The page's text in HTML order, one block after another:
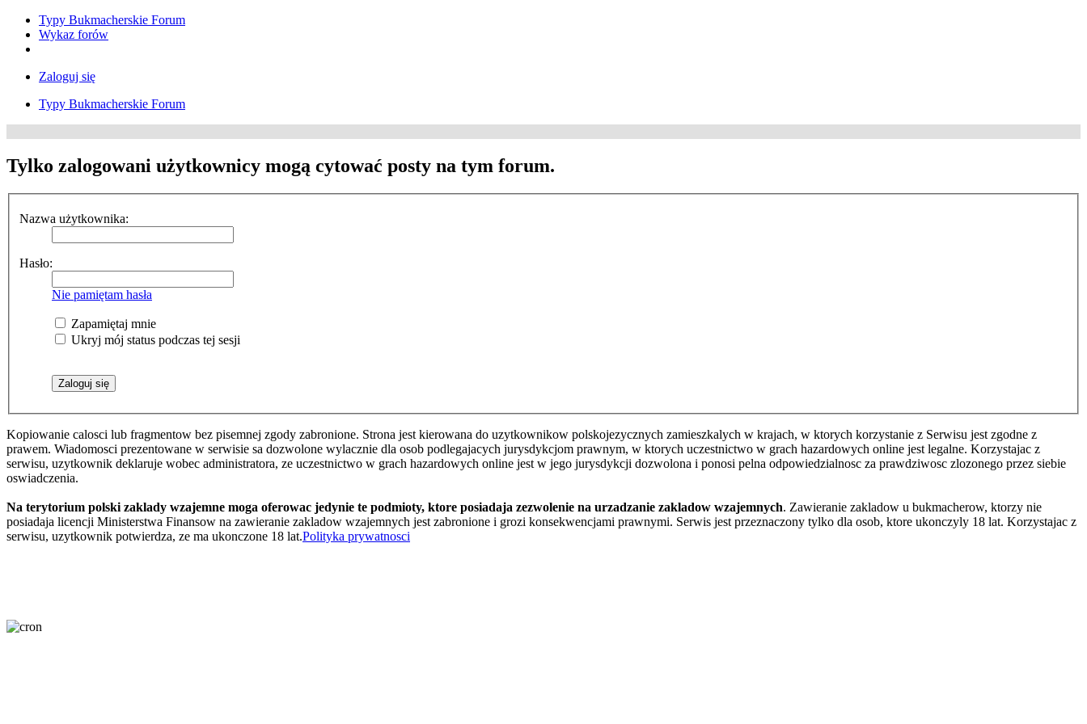
Typy Bukmacherskie Forum
Wykaz forów
Zaloguj się
Typy Bukmacherskie Forum
Tylko zalogowani użytkownicy mogą cytować posty na tym forum.
Nazwa użytkownika:
Hasło:
Nie pamiętam hasła
Zapamiętaj mnie
Ukryj mój status podczas tej sesji
Kopiowanie calosci lub fragmentow bez pisemnej zgody zabronione. Strona jest kierowana do uzytkownikow polskojezycznych zamieszkalych w krajach, w ktorych korzystanie z Serwisu jest zgodne z
prawem. Wiadomosci prezentowane w serwisie sa dozwolone wylacznie dla osob podlegajacych jurysdykcjom prawnym, w ktorych uczestnictwo w grach hazardowych online jest legalne. Korzystajac z
serwisu, uzytkownik deklaruje wobec administratora, ze uczestnictwo w grach hazardowych online jest w jego jurysdykcji dozwolona i ponosi pelna odpowiedzialnosc za prawdziwosc zlozonego przez siebie
oswiadczenia.
Na terytorium polski zaklady wzajemne moga oferowac jedynie te podmioty, ktore posiadaja zezwolenie na urzadzanie zakladow wzajemnych. Zawieranie zakladow u bukmacherow, ktorzy nie
posiadaja licencji Ministerstwa Finansow na zawieranie zakladow wzajemnych jest zabronione i grozi konsekwencjami prawnymi. Serwis jest przeznaczony tylko dla osob, ktore ukonczyly 18 lat. Korzystajac z
serwisu, uzytkownik potwierdza, ze ma ukonczone 18 lat.Polityka prywatnosci